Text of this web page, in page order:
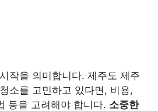
작을 의미합니다. 제주도 제주
소를 고민하고 있다면, 비용,
등을 고려해야 합니다. 소중한